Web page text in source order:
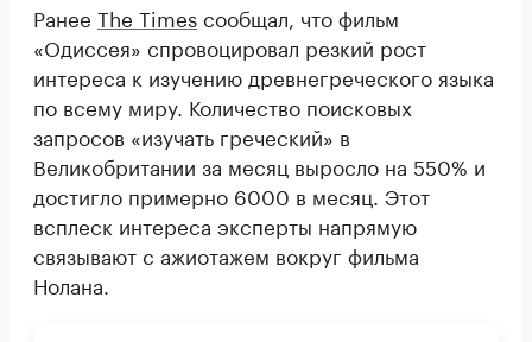
Ранее The Timesсообщал, что фильм
«Одиссея» спровоцировал резкий рост
интереса к изучению древнегреческого языка
по всему миру. Количество поисковых
запросов «изучать греческий» в
Великобритании за месяц выросло на 550% и
достигло примерно 6000 в месяц. Этот
всплеск интереса эксперты напрямую
связывают с ажиотажем вокруг фильма
Нолана.